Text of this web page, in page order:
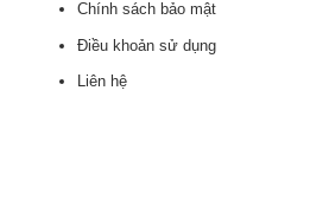
Chính sách bảo mật
Điều khoản sử dụng
Liên hệ